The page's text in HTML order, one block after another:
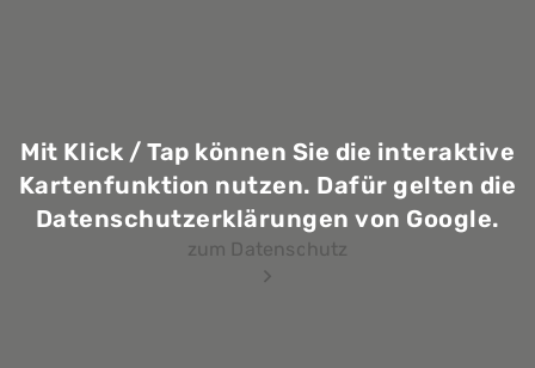
Mit Klick / Tap können Sie die interaktive
Kartenfunktion nutzen. Dafür gelten die
Datenschutzerklärungen von Google.
zum Datenschutz